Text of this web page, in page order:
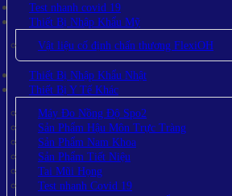
Test nhanh covid 19
Thiết Bị Nhập Khẩu Mỹ
Vật liệu cố định chấn thương FlexiOH
Thiết Bị Nhập Khẩu Nhật
Thiết Bị Y Tế Khác
Máy Đo Nồng Độ Spo2
Sản Phẩm Hậu Môn Trực Tràng
Sản Phẩm Nam Khoa
Sản Phẩm Tiết Niệu
Tai Mũi Họng
Test nhanh Covid 19